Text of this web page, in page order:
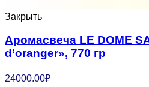
Закрыть
Аромасвеча LE DOME
d’oranger», 770 гр
24000.00₽